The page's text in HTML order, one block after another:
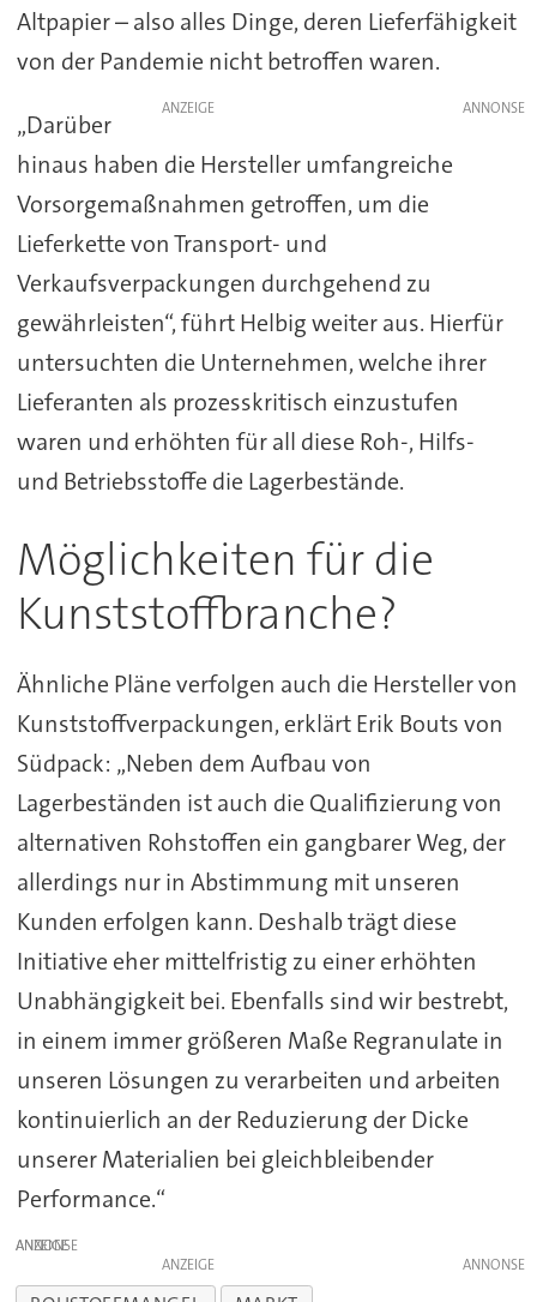
Altpapier – also alles Dinge, deren Lieferfähigkeit
von der Pandemie nicht betroffen waren.
ANZEIGE
„Darüber
hinaus haben die Hersteller umfangreiche
Vorsorgemaßnahmen getroffen, um die
Lieferkette von Transport- und
Verkaufsverpackungen durchgehend zu
gewährleisten“, führt Helbig weiter aus. Hierfür
untersuchten die Unternehmen, welche ihrer
Lieferanten als prozesskritisch einzustufen
waren und erhöhten für all diese Roh-, Hilfs-
und Betriebsstoffe die Lagerbestände.
Möglichkeiten für die
Kunststoffbranche?
Ähnliche Pläne verfolgen auch die Hersteller von
Kunststoffverpackungen, erklärt Erik Bouts von
Südpack: „Neben dem Aufbau von
Lagerbeständen ist auch die Qualifizierung von
alternativen Rohstoffen ein gangbarer Weg, der
allerdings nur in Abstimmung mit unseren
Kunden erfolgen kann. Deshalb trägt diese
Initiative eher mittelfristig zu einer erhöhten
Unabhängigkeit bei. Ebenfalls sind wir bestrebt,
in einem immer größeren Maße Regranulate in
unseren Lösungen zu verarbeiten und arbeiten
kontinuierlich an der Reduzierung der Dicke
unserer Materialien bei gleichbleibender
Performance.“
ANZEIGE
ANZEIGE